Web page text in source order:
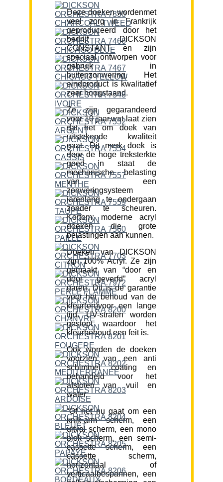
Deze doeken wordenmet
veel zorg in Frankrijk
geproduceerd door het
bedrijf DICKSON
CONSTANT en zijn
speciaal ontworpen voor
gebruik in
buitenzonwering. Het
eindproduct is kwalitatief
zeer hoogstaand.
Ze zijn gegarandeerd
voor 10 jaar,wat laat zien
dat het om doek van
uitstekende kwaliteit
gaat. Dit merk doek is
door de hoge treksterkte
goed in staat de
mechanische belasting
van een
zonweringsysteem
jarenlang te ondergaan
zonder te scheuren.
Kortom; moderne acryl
doeken die grote
belastingen aan kunnen.
Doeken van DICKSON
zijn 100% Acryl. Ze zijn
gemaakt van “door en
door geverfd” acryl
garen. Dit is de garantie
voor het behoud van de
kleur(en)voor een lange
tijd. UV-stralen worden
gestopt waardoor het
kleurbehoud een feit is.
Ook worden de doeken
voorzien van een anti
schimmel coating en
behandeld voor het
afstoten van vuil en
water.
“Of het nu gaat om een
knik-arm scherm, een
uitval scherm, een mono
blok scherm, een semi-
cassette scherm, een
cassette scherm,
horizontaal of
verticaalbespannen, een